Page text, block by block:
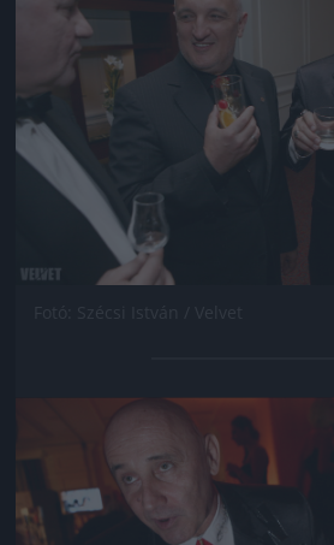
Jön még kép!